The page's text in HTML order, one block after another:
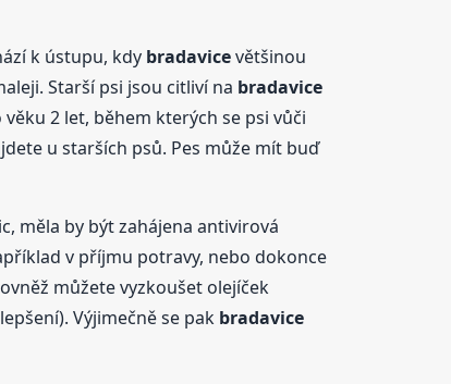
k ústupu, kdy bradavicevětšinou
Starší psi jsou citliví na bradavice
2 let, během kterých se psi vůči
u starších psů. Pes může mít buď
měla by být zahájena antivirová
v příjmu potravy, nebo dokonce
můžete vyzkoušet olejíček
Výjimečně se pak bradavice